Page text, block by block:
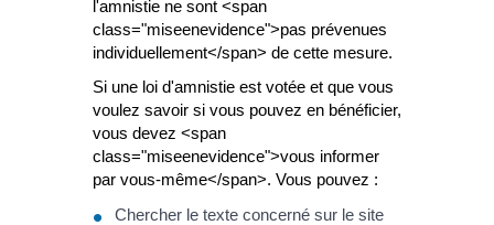
l'amnistie ne sont <span
class="miseenevidence">pas prévenues
individuellement</span> de cette mesure.
Si une loi d'amnistie est votée et que vous
voulez savoir si vous pouvez en bénéficier,
vous devez <span
class="miseenevidence">vous informer
par vous-même</span>. Vous pouvez :
Chercher le texte concerné sur le site